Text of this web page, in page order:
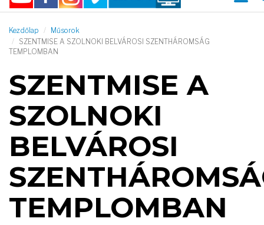
Kezdőlap
Műsorok
SZENTMISE A SZOLNOKI BELVÁROSI SZENTHÁROMSÁG
TEMPLOMBAN
SZENTMISE A
SZOLNOKI
BELVÁROSI
TEMPLOMBAN